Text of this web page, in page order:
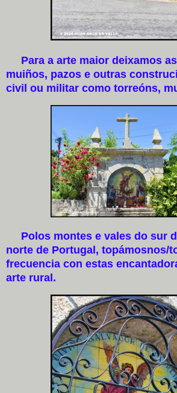
Para a arte maior deixamos
muiños, pazos e outras
civil ou militar como torreóns,
Polos montes e vales do sur
norte de Portugal, topámosnos/
frecuencia con estas
arte rural.